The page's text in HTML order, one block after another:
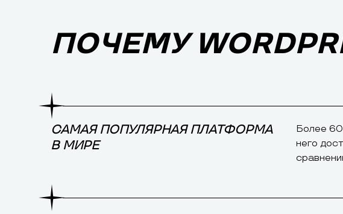
ПОЧЕМУ
САМАЯ ПОПУЛЯРНАЯ ПЛАТФОРМА
В МИРЕ
Более
него